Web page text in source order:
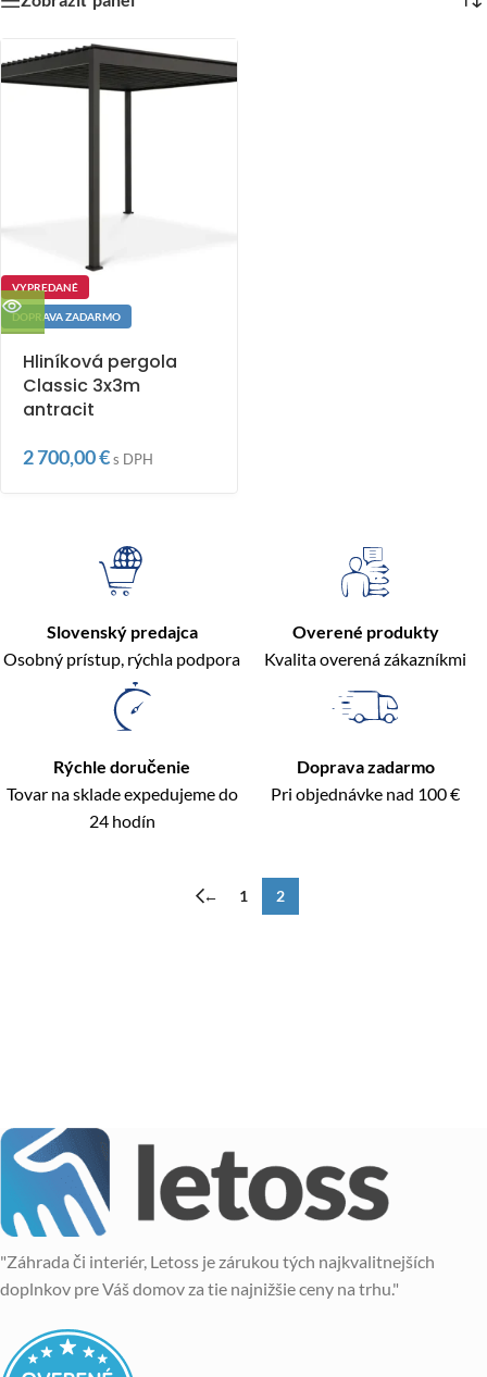
VYPREDANÉ
DOPRAVA ZADARMO
Hliníková pergola
Classic 3x3m
antracit
2 700,00€s DPH
Slovenský predajca
Osobný prístup, rýchla podpora
Overené produkty
Kvalita overená zákazníkmi
Rýchle doručenie
Tovar na sklade expedujeme do
24 hodín
Doprava zadarmo
Pri objednávke nad 100 €
← 1 2
"Záhrada či interiér, Letoss je zárukou tých najkvalitnejších
doplnkov pre Váš domov za tie najnižšie ceny na trhu."